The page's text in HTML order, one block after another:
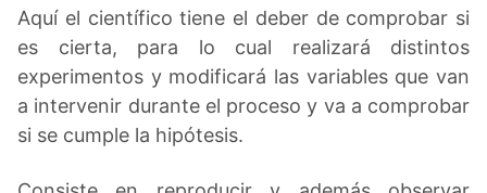
Aquí el científico tiene el deber de comprobar si
es cierta, para lo cual realizará distintos
experimentos y modificará las variables que van
a intervenir durante el proceso y va a comprobar
si se cumple la hipótesis.